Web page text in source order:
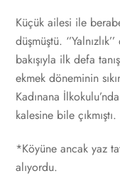
Küçük ailesi ile
düşmüştü.
bakışıyla ilk defa
ekmek döneminin
Kadınana
kalesine bile çıkmıştı.
*Köyüne ancak yaz
alıyordu.